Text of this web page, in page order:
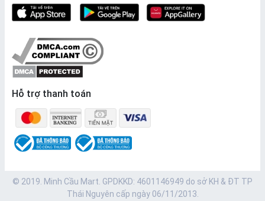
Hỗ trợ thanh toán
© 2019. Minh Cầu Mart. GPDKKD: 4601146949 do sở KH & ĐT TP
Thái Nguyên cấp ngày 06/11/2013.